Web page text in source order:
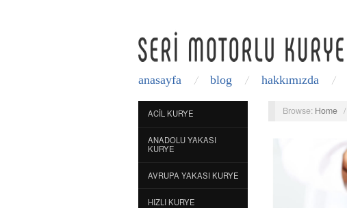
anasayfa blog hakkımızda
ACIL KURYE
ANADOLU YAKASI
KURYE
AVRUPA YAKASI KURYE
HIZLI KURYE
Browse: Home /